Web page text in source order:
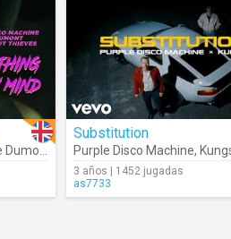
Nothing But Thieves
Substitution
Purple Disco Machine,
3 años | 1452 jugadas
as7733